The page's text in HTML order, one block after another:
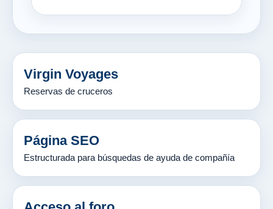
Virgin Voyages
Reservas de cruceros
Página SEO
Estructurada para búsquedas de ayuda de compañía